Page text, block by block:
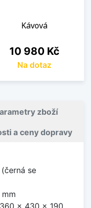
Kávová
Cena
10 980 Kč
Na dotaz
zboží
a ceny dopravy
se
360 x 430 x 190